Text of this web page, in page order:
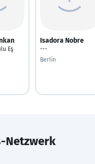
Eş
Isadora Nobre
---
Berlin
Netzwerk